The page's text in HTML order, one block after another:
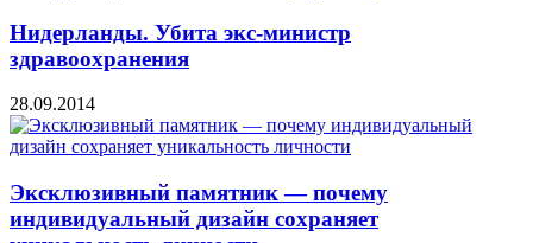
Нидерланды. Убита экс-министр
здравоохранения
28.09.2014
Эксклюзивный памятник — почему
индивидуальный дизайн сохраняет